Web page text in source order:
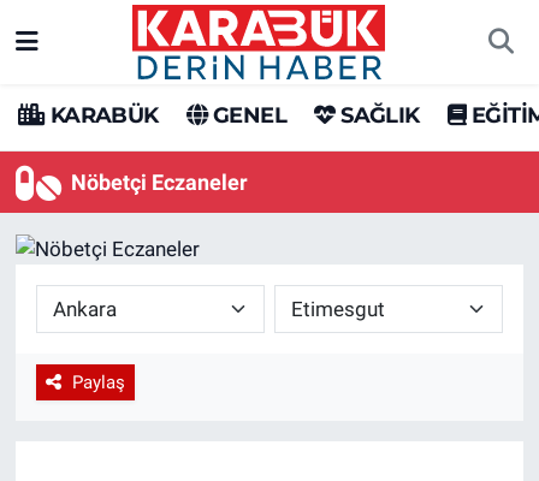
KARABÜK GENEL SAĞLIK
Nöbetçi Eczaneler
Paylaş
Karabük Hava Durumu
Karabük Trafik Yoğunluk Haritası
Tüm Manşetler
Son Dakika Haberleri